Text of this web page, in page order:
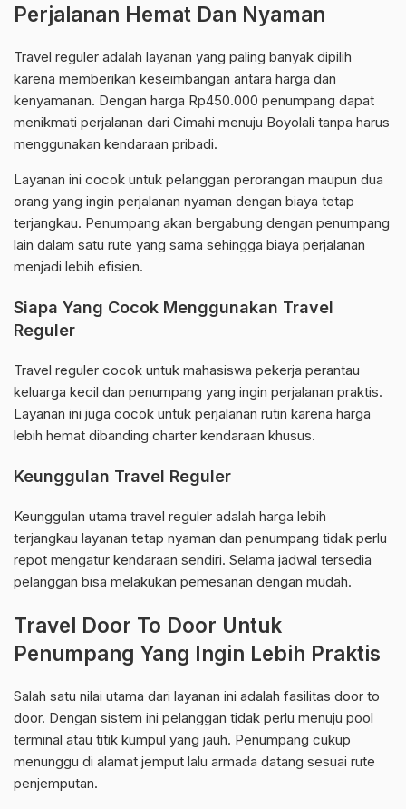
Perjalanan Hemat Dan Nyaman
Travel reguler adalah layanan yang paling banyak dipilih
karena memberikan keseimbangan antara harga dan
kenyamanan. Dengan harga Rp450.000 penumpang dapat
menikmati perjalanan dari Cimahi menuju Boyolali tanpa harus
menggunakan kendaraan pribadi.
Layanan ini cocok untuk pelanggan perorangan maupun dua
orang yang ingin perjalanan nyaman dengan biaya tetap
terjangkau. Penumpang akan bergabung dengan penumpang
lain dalam satu rute yang sama sehingga biaya perjalanan
menjadi lebih efisien.
Siapa Yang Cocok Menggunakan Travel
Reguler
Travel reguler cocok untuk mahasiswa pekerja perantau
keluarga kecil dan penumpang yang ingin perjalanan praktis.
Layanan ini juga cocok untuk perjalanan rutin karena harga
lebih hemat dibanding charter kendaraan khusus.
Keunggulan Travel Reguler
Keunggulan utama travel reguler adalah harga lebih
terjangkau layanan tetap nyaman dan penumpang tidak perlu
repot mengatur kendaraan sendiri. Selama jadwal tersedia
pelanggan bisa melakukan pemesanan dengan mudah.
Travel Door To Door Untuk
Penumpang Yang Ingin Lebih Praktis
Salah satu nilai utama dari layanan ini adalah fasilitas door to
door. Dengan sistem ini pelanggan tidak perlu menuju pool
terminal atau titik kumpul yang jauh. Penumpang cukup
menunggu di alamat jemput lalu armada datang sesuai rute
penjemputan.